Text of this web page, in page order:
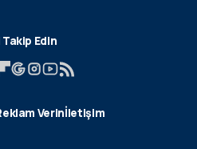
Edin
Verinİletişim